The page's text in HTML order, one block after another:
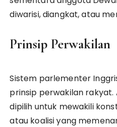
diwarisi, diangkat, atau
Prinsip Perwakilan
Sistem parlementer
prinsip perwakilan rakyat.
dipilih untuk mewakili
atau koalisi yang